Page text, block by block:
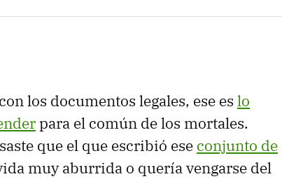
los documentos legales, ese es lo
para el común de los mortales.
que el que escribió ese conjunto de
muy aburrida o quería vengarse del